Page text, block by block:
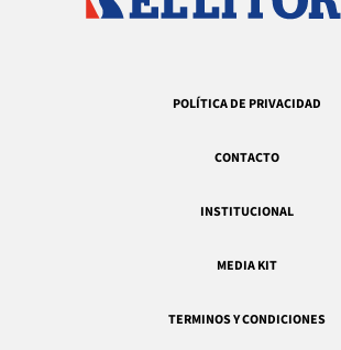
POLÍTICA DE PRIVACIDAD
CONTACTO
INSTITUCIONAL
MEDIA KIT
TERMINOS Y CONDICIONES